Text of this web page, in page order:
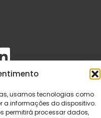
usamos tecnologias como
a informações do dispositivo.
permitirá processar dados,